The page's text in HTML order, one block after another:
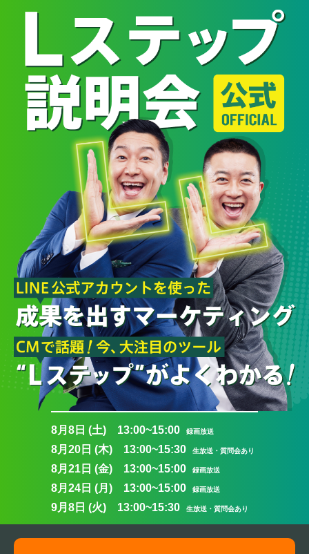
8月8日 (土) 13:00~15:00 録画放送
8月20日 (木) 13:00~15:30 生放送・質問会あり
8月21日 (金) 13:00~15:00 録画放送
8月24日 (月) 13:00~15:00 録画放送
9月8日 (火) 13:00~15:30 生放送・質問会あり